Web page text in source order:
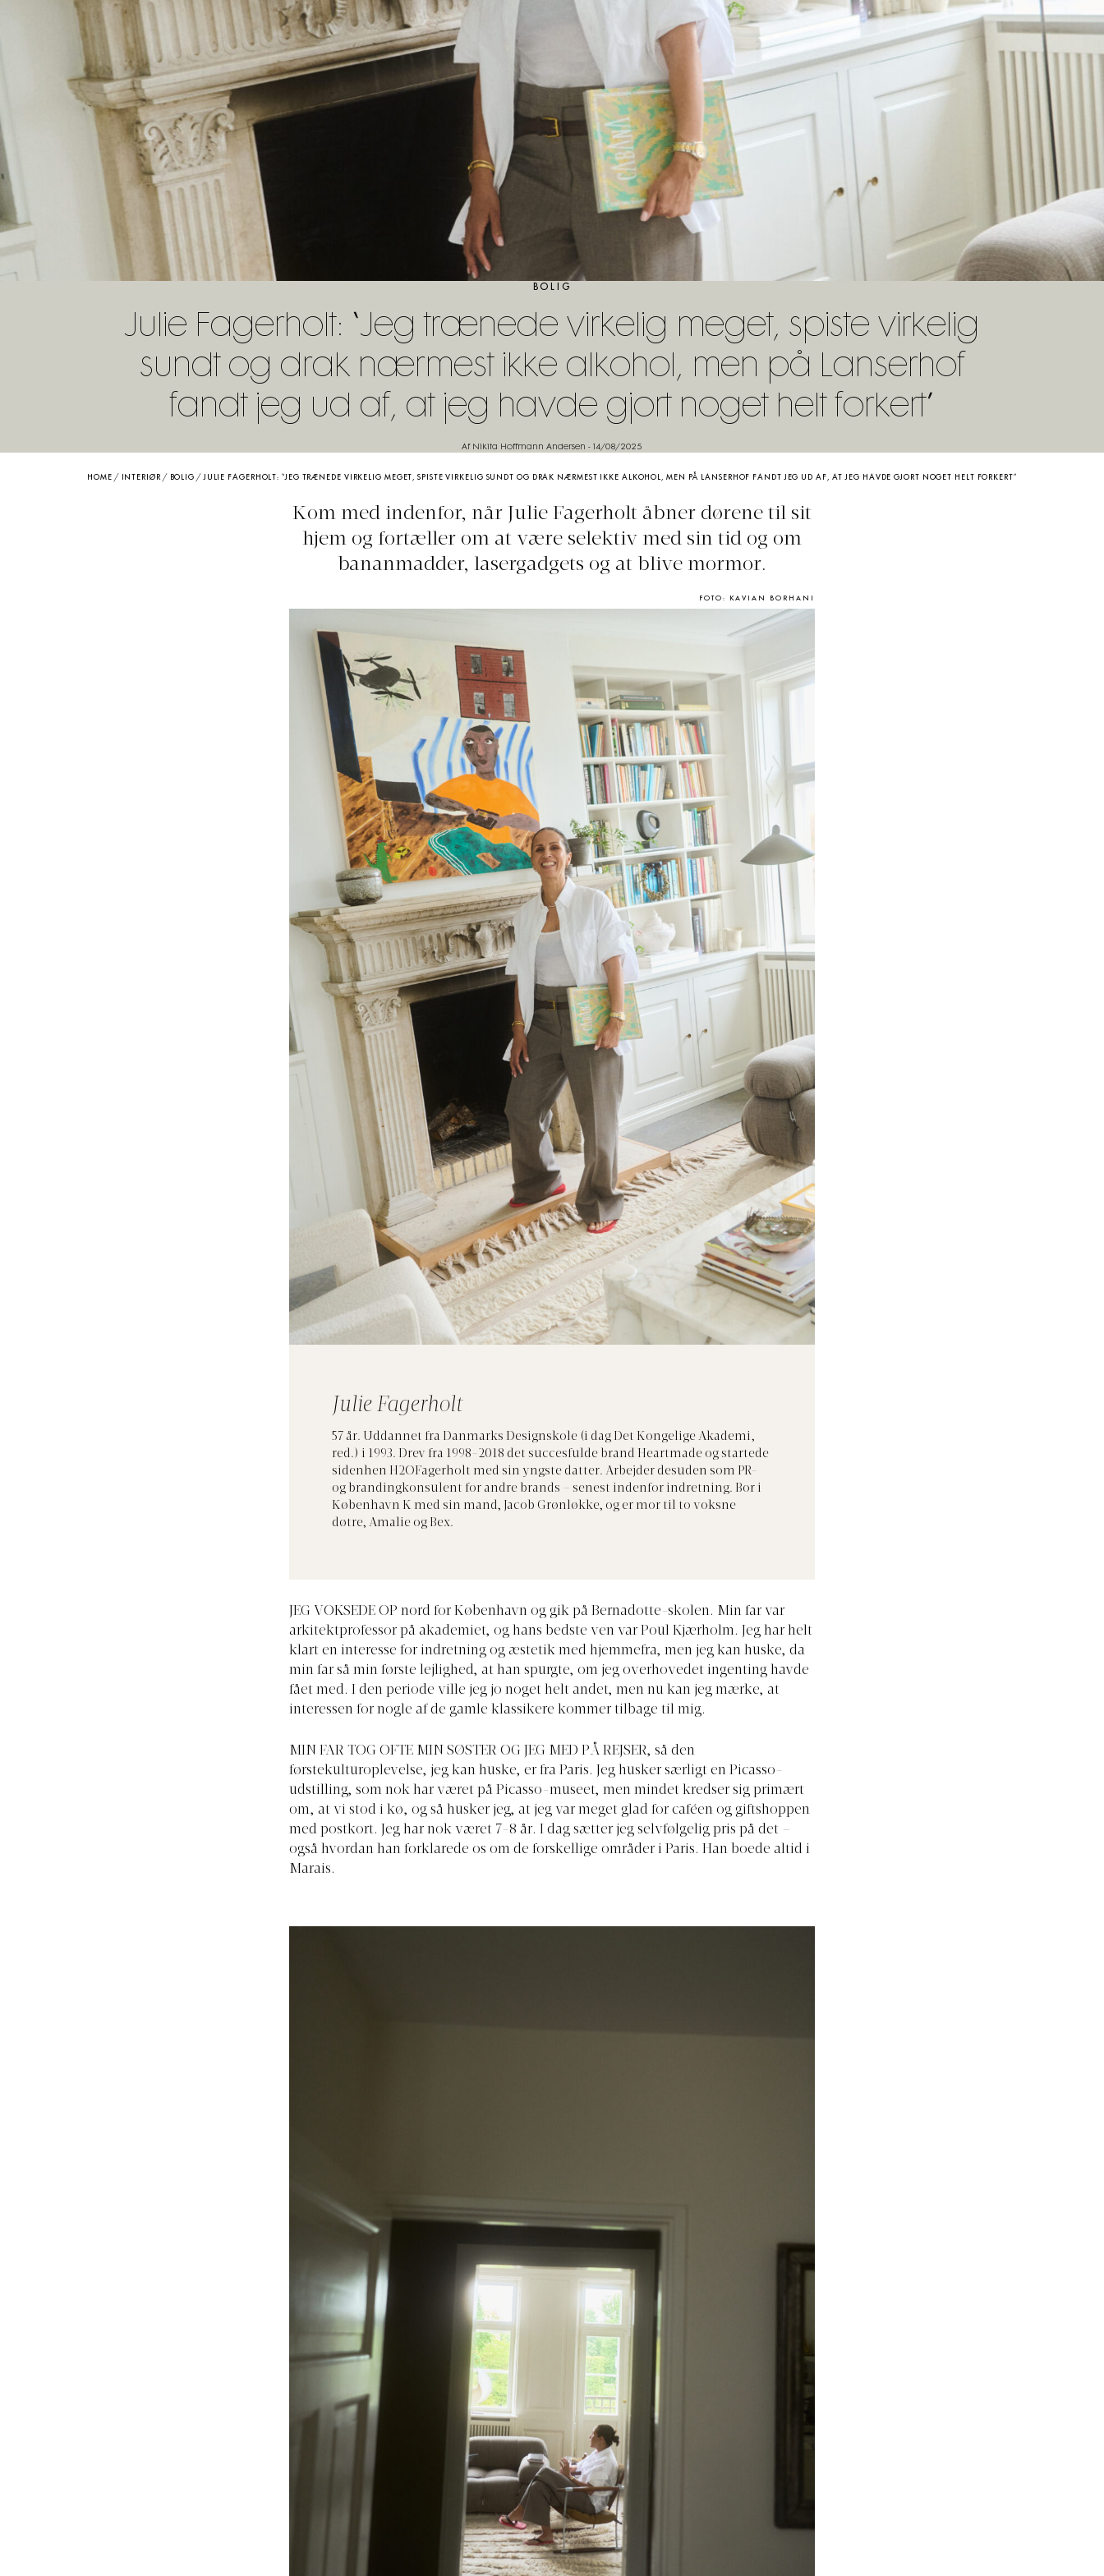
BOLIG
Julie Fagerholt: “Jeg trænede virkelig meget, spiste virkelig
sundt og drak nærmest ikke alkohol, men på Lanserhof
fandt jeg ud af, at jeg havde gjort noget helt forkert”
Af Nikita Hoffmann Andersen - 14/08/2025
HOME / INTERIØR / BOLIG / JULIE FAGERHOLT: “JEG TRÆNEDE VIRKELIG MEGET, SPISTE VIRKELIG SUNDT OG DRAK NÆRMEST IKKE ALKOHOL, MEN PÅ LANSERHOF FANDT JEG UD AF, AT JEG HAVDE GJORT NOGET HELT FORKERT”
Kom med indenfor, når Julie Fagerholt åbner dørene til sit
hjem og fortæller om at være selektiv med sin tid og om
bananmadder, lasergadgets og at blive mormor.
FOTO: KAVIAN BORHANI
Julie Fagerholt
57 år. Uddannet fra Danmarks Designskole (i dag Det Kongelige Akademi,
red.) i 1993. Drev fra 1998-2018 det succesfulde brand Heartmade og startede
sidenhen H2OFagerholt med sin yngste datter. Arbejder desuden som PR-
og brandingkonsulent for andre brands – senest indenfor indretning. Bor i
København K med sin mand, Jacob Grønløkke, og er mor til to voksne
døtre, Amalie og Bex.
JEG VOKSEDE OP nord for København og gik på Bernadotte-skolen. Min far var
arkitektprofessor på akademiet, og hans bedste ven var Poul Kjærholm. Jeg har helt
klart en interesse for indretning og æstetik med hjemmefra, men jeg kan huske, da
min far så min første lejlighed, at han spurgte, om jeg overhovedet ingenting havde
fået med. I den periode ville jeg jo noget helt andet, men nu kan jeg mærke, at
interessen for nogle af de gamle klassikere kommer tilbage til mig.
MIN FAR TOG OFTE MIN SØSTER OG JEG MED PÅ REJSER, så den
førstekulturoplevelse, jeg kan huske, er fra Paris. Jeg husker særligt en Picasso-
udstilling, som nok har været på Picasso-museet, men mindet kredser sig primært
om, at vi stod i kø, og så husker jeg, at jeg var meget glad for caféen og giftshoppen
med postkort. Jeg har nok været 7-8 år. I dag sætter jeg selvfølgelig pris på det –
også hvordan han forklarede os om de forskellige områder i Paris. Han boede altid i
Marais.